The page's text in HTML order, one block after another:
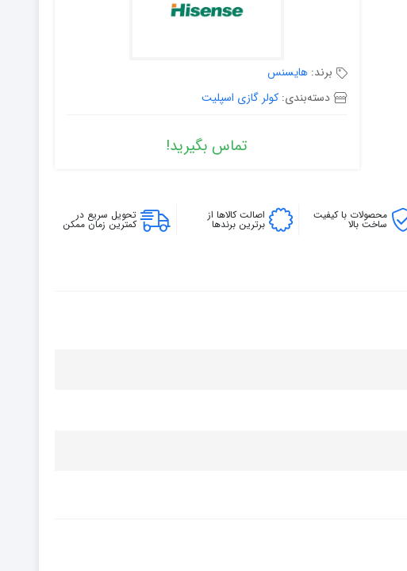
برند:هایسنس
دسته‌بندی:کولر گازی اسپلیت
تماس بگیرید!
محصولات با کیفیت
ساخت بالا
اصالت کالاها از
برترین برندها
تحویل سریع در
کمترین زمان ممکن